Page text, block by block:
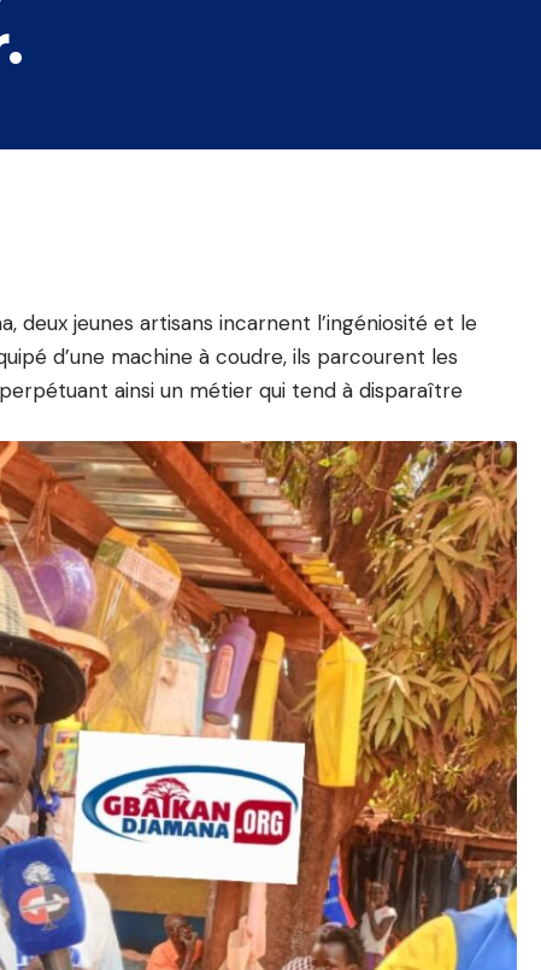
deux jeunes artisans incarnent l’ingéniosité et le
d’une machine à coudre, ils parcourent les
ainsi un métier qui tend à disparaître